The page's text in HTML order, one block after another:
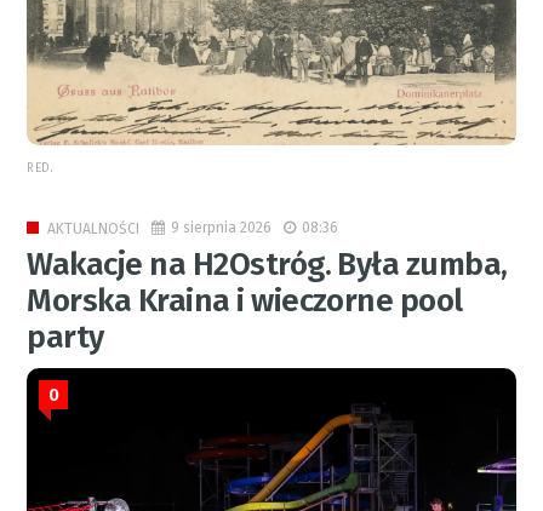
RED.
AKTUALNOŚCI 9 sierpnia 2026 08:36
Wakacje na H2Ostróg. Była zumba,
Morska Kraina i wieczorne pool
party
0